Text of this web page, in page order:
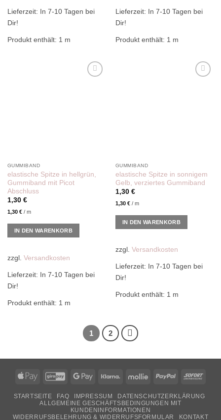
Lieferzeit: In 7-10 Tagen bei
Dir!
Produkt enthält: 1 m
Lieferzeit: In 7-10 Tagen bei
Dir!
Produkt enthält: 1 m
GUMMIBAND
elastische Spitze in hellgrün,
Gummiband mit Picot
Abschluss
1,30 €
1,30 €/ m
IN DEN WARENKORB
zzgl. Versandkosten
Lieferzeit: In 7-10 Tagen bei
Dir!
Produkt enthält: 1 m
GUMMIBAND
elastische Spitze in sonnigem
Gelb, verziertes Gummiband
1,30 €
1,30 €/ m
IN DEN WARENKORB
zzgl. Versandkosten
Lieferzeit: In 7-10 Tagen bei
Dir!
Produkt enthält: 1 m
1 2
Apple
GiroPay Google
Klarna Mollie PayPal Sofort
STARTSEITE FAQ IMPRESSUM
DATENSCHUTZERKLÄRUNG
ALLGEMEINE GESCHÄFTSBEDINGUNGEN MIT
KUNDENINFORMATIONEN
WIDERRUFSBELEHRUNG & WIDERRUFSFORMULAR
KONTAKT